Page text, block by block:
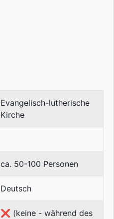
Evangelisch-lutherische
Kirche
ca. 50-100 Personen
Deutsch
❌ (keine - während des